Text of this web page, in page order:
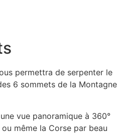
permettra de serpenter le
6 sommets de la Montagne
vue panoramique à 360°
même la Corse par beau